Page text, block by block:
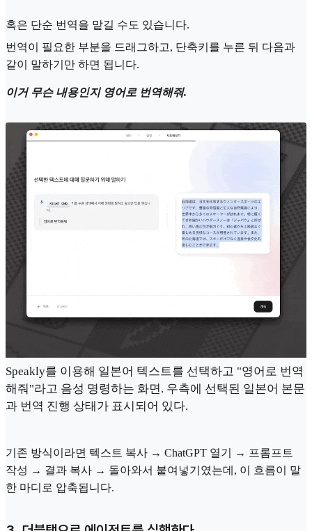
혹은 단순 번역을 맡길 수도 있습니다.
번역이 필요한 부분을 드래그하고, 단축키를 누른 뒤 다음과
같이 말하기만 하면 됩니다.
이거 무슨 내용인지 영어로 번역해줘.
Speakly를 이용해 일본어 텍스트를 선택하고 "영어로 번역
해줘"라고 음성 명령하는 화면. 우측에 선택된 일본어 본문
과 번역 진행 상태가 표시되어 있다.
기존 방식이라면 텍스트 복사 → ChatGPT 열기 → 프롬프트
작성 → 결과 복사 → 돌아와서 붙여넣기였는데, 이 흐름이 말
한 마디로 압축됩니다.